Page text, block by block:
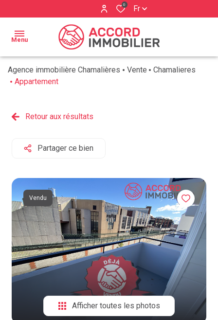
0 Fr
Menu
ACCUEIL
VENDRE
AVIS
CLIENTS
NOTRE
AGENCE
sommes
CONTACT
Agence immobilière Chamalières Vente
Chamalieres
Appartement
Retour aux résultats
Partager ce bien
Vendu
Afficher toutes les photos